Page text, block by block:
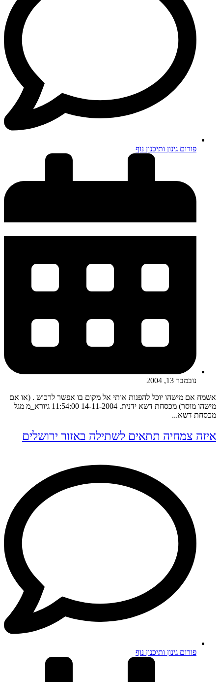
פורום גינון ותיכנון נוף
נובמבר 13, 2004
אשמח אם מישהו יוכל להפנות אותי אל מקום בו אפשר לרכוש . (או אם
מישהו מוסר) מכסחת דשא ידנית. 14-11-2004 11:54:00 גיורא_מ מגל
מכסחת דשא...
איזה צמחיה תתאים לשתילה באזור ירושלים
פורום גינון ותיכנון נוף